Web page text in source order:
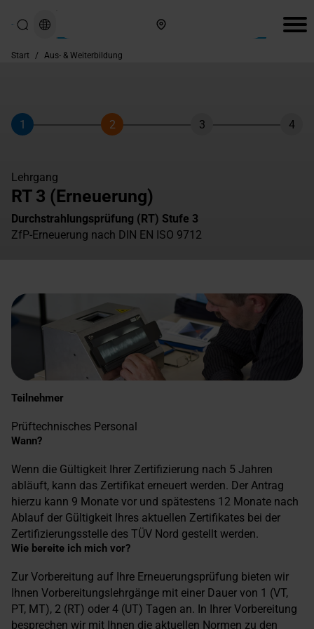
Start / Aus- & Weiterbildung
Schritt
1
Schritt
2
Schritt
3 4
Lehrgang
RT 3 (Erneuerung)
Durchstrahlungsprüfung (RT) Stufe 3
ZfP-Erneuerung nach DIN EN ISO 9712
Teilnehmer
Prüftechnisches Personal
Wann?
Wenn die Gültigkeit Ihrer Zertifizierung nach 5 Jahren
abläuft, kann das Zertifikat erneuert werden. Der Antrag
hierzu kann 9 Monate vor und spätestens 12 Monate nach
Ablauf der Gültigkeit Ihres aktuellen Zertifikates bei der
Zertifizierungsstelle des TÜV Nord gestellt werden.
Wie bereite ich mich vor?
Zur Vorbereitung auf Ihre Erneuerungsprüfung bieten wir
Ihnen Vorbereitungslehrgänge mit einer Dauer von 1 (VT,
PT, MT), 2 (RT) oder 4 (UT) Tagen an. In Ihrer Vorbereitung
besprechen wir mit Ihnen die aktuellen Normen zu den